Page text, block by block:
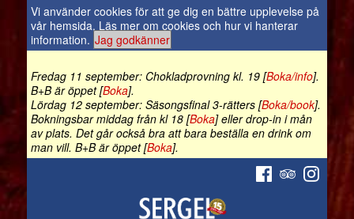
Vi använder cookies för att ge dig en bättre upplevelse på
vår hemsida. Läs mer om cookies och hur vi hanterar
information. Jag godkänner
Fredag 11 september: Chokladprovning kl. 19 [Boka/info].
B+B är öppet [Boka].
Lördag 12 september: Säsongsfinal 3-rätters [Boka/book].
Bokningsbar middag från kl 18 [Boka] eller drop-in i mån
av plats. Det går också bra att bara beställa en drink om
man vill. B+B är öppet [Boka].